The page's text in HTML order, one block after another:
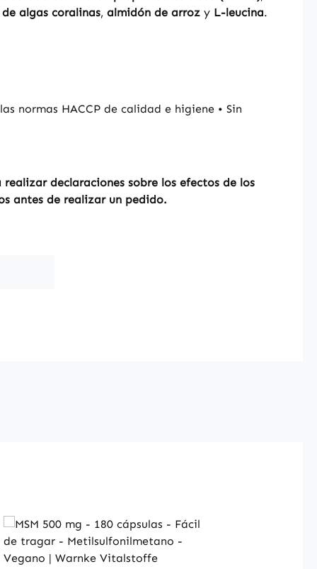
según
de calidad e
alimenticios,
información,
consultar
o
algas coralinas, almidón de arroz y L-leucina.
normas HACCP de calidad e higiene • Sin
declaraciones sobre los efectos de los
antes de realizar un pedido.